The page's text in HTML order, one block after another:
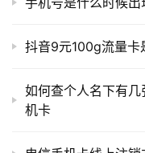
抖音9元100g流量卡
如何查个人名下有
机卡